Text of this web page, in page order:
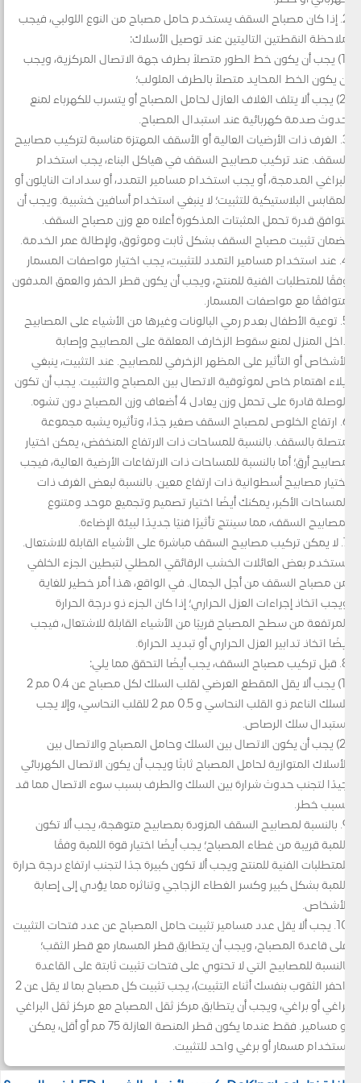
2. إذا كان مصباح السقف يستخدم حامل مصباح من النوع اللولبي، فيجب
ملاحظة النقطتين التاليتين عند توصيل الأسلاك:
(1) يجب أن يكون خط الطور متصلاً بطرف جهة الاتصال المركزية، ويجب
أن يكون الخط المحايد متصلاً بالطرف الملولب؛
(2) يجب ألا يتلف الغلاف العازل لحامل المصباح أو يتسرب للكهرباء لمنع
حدوث صدمة كهربائية عند استبدال المصباح.
3. الغرف ذات الأرضيات العالية أو الأسقف المهتزة مناسبة لتركيب مصابيح
السقف. عند تركيب مصابيح السقف في هياكل البناء، يجب استخدام
البراغي المدمجة، أو يجب استخدام مسامير التمدد، أو سدادات النايلون أو
المقابس البلاستيكية للتثبيت؛ لا ينبغي استخدام أسافين خشبية. ويجب أن
تتوافق قدرة تحمل المثبتات المذكورة أعلاه مع وزن مصباح السقف.
لضمان تثبيت مصباح السقف بشكل ثابت وموثوق، ولإطالة عمر الخدمة.
4. عند استخدام مسامير التمدد للتثبيت، يجب اختيار مواصفات المسمار
وفقًا للمتطلبات الفنية للمنتج، ويجب أن يكون قطر الحفر والعمق المدفون
متوافقًا مع مواصفات المسمار.
5. توعية الأطفال بعدم رمي البالونات وغيرها من الأشياء على المصابيح
داخل المنزل لمنع سقوط الزخارف المعلقة على المصابيح وإصابة
الأشخاص أو التأثير على المظهر الزخرفي للمصابيح. عند التثبيت، ينبغي
إيلاء اهتمام خاص لموثوقية الاتصال بين المصباح والتثبيت. يجب أن تكون
الوصلة قادرة على تحمل وزن يعادل 4 أضعاف وزن المصباح دون تشوه.
6. ارتفاع الخلوص لمصباح السقف صغير جدًا، وتأثيره يشبه مجموعة
متصلة بالسقف. بالنسبة للمساحات ذات الارتفاع المنخفض، يمكن اختيار
مصابيح أرق؛ أما بالنسبة للمساحات ذات الارتفاعات الأرضية العالية، فيجب
اختيار مصابيح أسطوانية ذات ارتفاع معين. بالنسبة لبعض الغرف ذات
المساحات الأكبر، يمكنك أيضًا اختيار تصميم وتجميع موحد ومتنوع
لمصابيح السقف، مما سينتج تأثيرًا فنيًا جديدًا لبيئة الإضاءة.
7. لا يمكن تركيب مصابيح السقف مباشرة على الأشياء القابلة للاشتعال.
تستخدم بعض العائلات الخشب الرقائقي المطلي لتبطين الجزء الخلفي
من مصباح السقف من أجل الجمال. في الواقع، هذا أمر خطير للغاية
ويجب اتخاذ إجراءات العزل الحراري؛ إذا كان الجزء ذو درجة الحرارة
المرتفعة من سطح المصباح قريبًا من الأشياء القابلة للاشتعال، فيجب
أيضًا اتخاذ تدابير العزل الحراري أو تبديد الحرارة.
(1) يجب ألا يقل المقطع العرضي لقلب السلك لكل مصباح عن 0.4 مم 2
للسلك الناعم ذو القلب النحاسي و 0.5 مم 2 للقلب النحاسي، وإلا يجب
استبدال سلك الرصاص.
(2) يجب أن يكون الاتصال بين السلك وحامل المصباح والاتصال بين
الأسلاك المتوازية لحامل المصباح ثابتًا ويجب أن يكون الاتصال الكهربائي
جيدًا لتجنب حدوث شرارة بين السلك والطرف بسبب سوء الاتصال مما قد
يسبب خطر.
9. بالنسبة لمصابيح السقف المزودة بمصابيح متوهجة، يجب ألا تكون
اللمبة قريبة من غطاء المصباح؛ يجب أيضًا اختيار قوة اللمبة وفقًا
للمتطلبات الفنية للمنتج ويجب ألا تكون كبيرة جدًا لتجنب ارتفاع درجة حرارة
اللمبة بشكل كبير وكسر الغطاء الزجاجي وتناثره مما يؤدي إلى إصابة
الأشخاص.
10. يجب ألا يقل عدد مسامير تثبيت حامل المصباح عن عدد فتحات التثبيت
على قاعدة المصباح، ويجب أن يتطابق قطر المسمار مع قطر الثقب؛
بالنسبة للمصابيح التي لا تحتوي على فتحات تثبيت ثابتة على القاعدة
(احفر الثقوب بنفسك أثناء التثبيت)، يجب تثبيت كل مصباح بما لا يقل عن 2
براغي أو براغي، ويجب أن يتطابق مركز ثقل المصباح مع مركز ثقل البراغي
أو مسامير. فقط عندما يكون قطر المنصة العازلة 75 مم أو أقل، يمكن
استخدام مسمار أو برغي واحد للتثبيت.